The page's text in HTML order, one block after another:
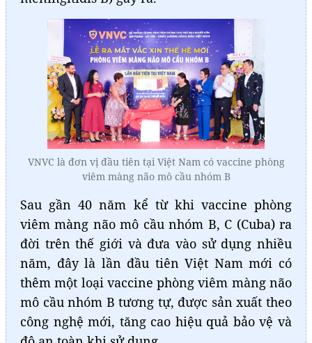
VNVC là đơn vị đầu tiên tại Việt Nam có vaccine phòng
viêm màng não mô cầu nhóm B
Sau gần 40 năm kể từ khi vaccine phòng
viêm màng não mô cầu nhóm B, C (Cuba) ra
đời trên thế giới và đưa vào sử dụng nhiều
năm, đây là lần đầu tiên Việt Nam mới có
thêm một loại vaccine phòng viêm màng não
mô cầu nhóm B tương tự, được sản xuất theo
công nghệ mới, tăng cao hiệu quả bảo vệ và